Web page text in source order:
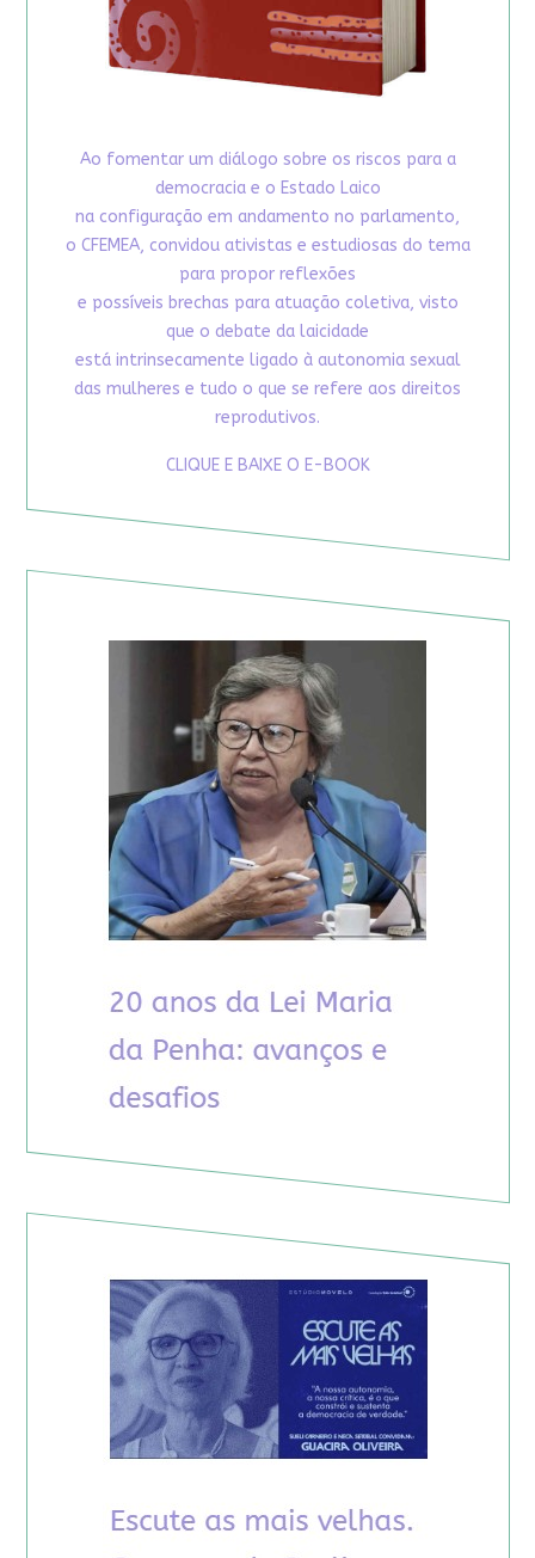
Ao fomentar um diálogo sobre os riscos para a
democracia e o Estado Laico
na configuração em andamento no parlamento,
o CFEMEA, convidou ativistas e estudiosas do tema
para propor reflexões
e possíveis brechas para atuação coletiva, visto
que o debate da laicidade
está intrinsecamente ligado à autonomia sexual
das mulheres e tudo o que se refere aos direitos
reprodutivos.
CLIQUE E BAIXE O E-BOOK